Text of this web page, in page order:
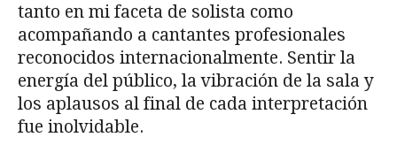
tanto en mi faceta de solista como
acompañando a cantantes profesionales
reconocidos internacionalmente. Sentir la
energía del público, la vibración de la sala y
los aplausos al final de cada interpretación
fue inolvidable.